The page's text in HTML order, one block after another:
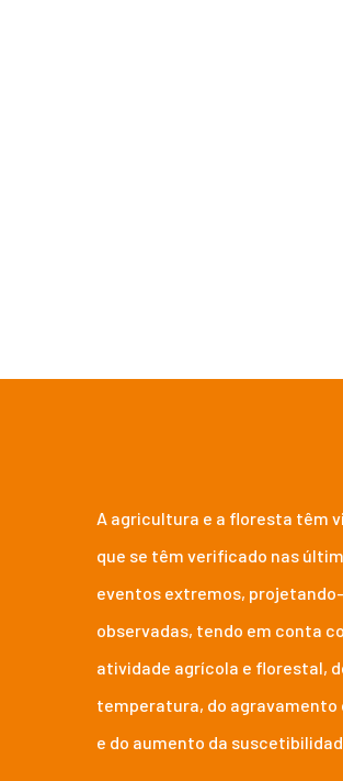
A agricultura e a floresta têm
que se têm verificado nas
eventos extremos,
observadas, tendo em conta
atividade agrícola e florestal,
temperatura, do
e do aumento da